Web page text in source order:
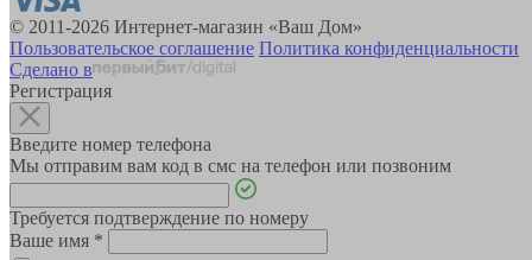
© 2011-2026 Интернет-магазин «Ваш Дом»
Пользовательское соглашение Политика конфиденциальности
Сделано в
Регистрация
Введите номер телефона
Мы отправим вам код в смс на телефон или позвоним
Требуется подтверждение по номеру
Ваше имя *